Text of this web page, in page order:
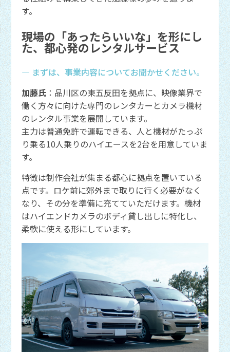
す。
現場の「あったらいいな」を形にし
た、都心発のレンタルサービス
― まずは、事業内容についてお聞かせください。
加藤氏：品川区の東五反田を拠点に、映像業界で
働く方々に向けた専門のレンタカーとカメラ機材
のレンタル事業を展開しています。
主力は普通免許で運転できる、人と機材がたっぷ
り乗る10人乗りのハイエースを2台を用意していま
す。
特徴は制作会社が集まる都心に拠点を置いている
点です。ロケ前に郊外まで取りに行く必要がなく
なり、その分を準備に充てていただけます。機材
はハイエンドカメラのボディ貸し出しに特化し、
柔軟に使える形にしています。